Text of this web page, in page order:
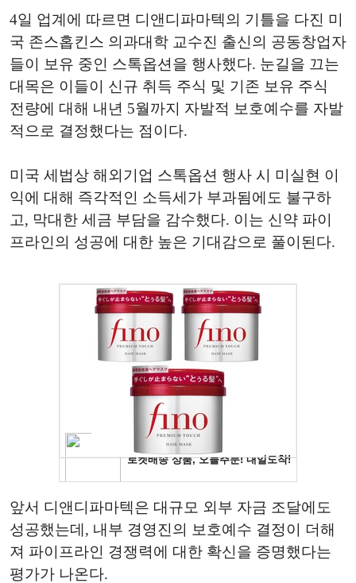
4일 업계에 따르면 디앤디파마텍의 기틀을 다진 미
국 존스홉킨스 의과대학 교수진 출신의 공동창업자
들이 보유 중인 스톡옵션을 행사했다. 눈길을 끄는
대목은 이들이 신규 취득 주식 및 기존 보유 주식
전량에 대해 내년 5월까지 자발적 보호예수를 자발
적으로 결정했다는 점이다.
미국 세법상 해외기업 스톡옵션 행사 시 미실현 이
익에 대해 즉각적인 소득세가 부과됨에도 불구하
고, 막대한 세금 부담을 감수했다. 이는 신약 파이
프라인의 성공에 대한 높은 기대감으로 풀이된다.
앞서 디앤디파마텍은 대규모 외부 자금 조달에도
성공했는데, 내부 경영진의 보호예수 결정이 더해
져 파이프라인 경쟁력에 대한 확신을 증명했다는
평가가 나온다.